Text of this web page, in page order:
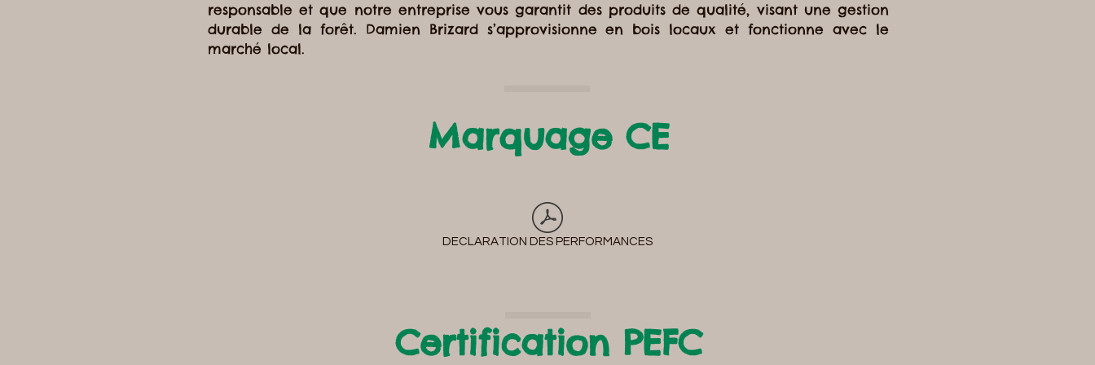
responsable et que notre entreprise vous garantit des produits de qualité, visant une gestion
durable de la forêt. Damien Brizard s’approvisionne en bois locaux et fonctionne avec le
marché local.
Marquage CE
Certification PEFC
DECLARATION DES PERFORMANCES